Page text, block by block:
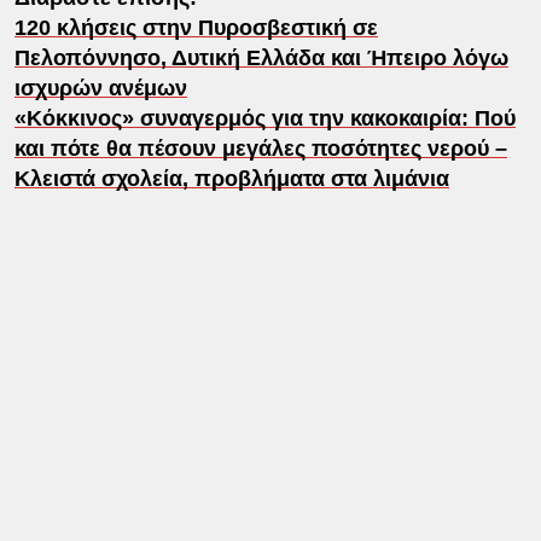
120 κλήσεις στην Πυροσβεστική σε
Πελοπόννησο, Δυτική Ελλάδα και Ήπειρο λόγω
ισχυρών ανέμων
«Κόκκινος» συναγερμός για την κακοκαιρία: Πού
και πότε θα πέσουν μεγάλες ποσότητες νερού –
Κλειστά σχολεία, προβλήματα στα λιμάνια